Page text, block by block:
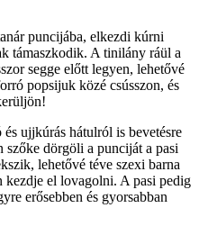
puncijába, elkezdi kúrni
támaszkodik. A tinilány ráül a
segge előtt legyen, lehetővé
popsijuk közé csússzon, és
ujjkúrás hátulról is bevetésre
szőke dörgöli a punciját a pasi
lehetővé téve szexi barna
kezdje el lovagolni. A pasi pedig
erősebben és gyorsabban